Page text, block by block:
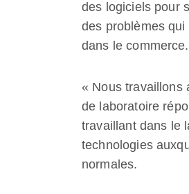
des logiciels pour
des problèmes
dans le commerce.
« Nous travaillons
de laboratoire
travaillant dans le
technologies
normales.